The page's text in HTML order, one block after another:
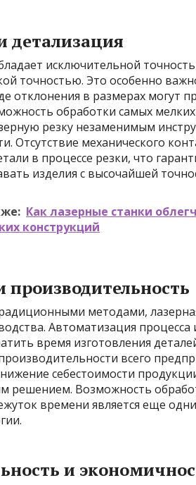
детализация
исключительной
точностью. Это особенно
отклонения в размерах могут
обработки самых
резку незаменимым
Отсутствие механического
в процессе резки, что
изделия с высочайшей
Как лазерные станки
конструкций
производительность
методами,
Автоматизация процесса
время изготовления
всего
себестоимости
решением. Возможность
времени является еще
и